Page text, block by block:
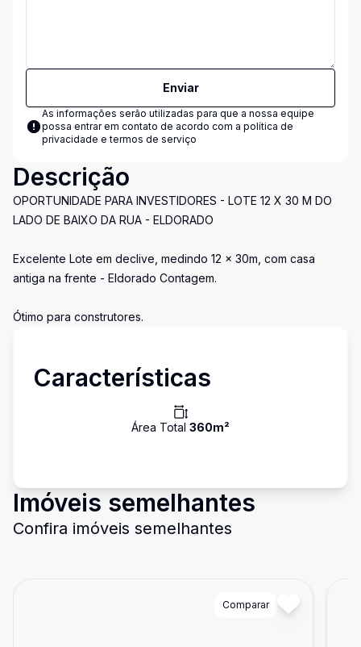
Enviar
As informações serão utilizadas para que a nossa equipe
possa entrar em contato de acordo com a política de
privacidade e termos de serviço
Descrição
OPORTUNIDADE PARA INVESTIDORES - LOTE 12 X 30 M DO
LADO DE BAIXO DA RUA - ELDORADO
Excelente Lote em declive, medindo 12 x 30m, com casa
antiga na frente - Eldorado Contagem.
Ótimo para construtores.
Características
Área Total 360m²
Imóveis semelhantes
Confira imóveis semelhantes
Comparar